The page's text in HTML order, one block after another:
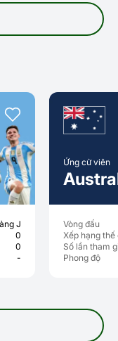
Ứng cử viên
Australia
Vòng đấu
Xếp hạng thế giới
Số lần tham gia
Phong độ